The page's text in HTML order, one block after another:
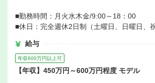
■勤務時間：月火水木金/9:00～18：00
■休日：完全週休2日制（土曜日、日曜日、祝
給与
年収600万円以上可
【年収】450万円～600万円程度 モデル